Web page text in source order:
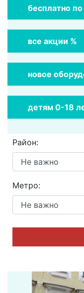
бесплатно
все акции %
новое
детям 0-18
Район:
Метро: